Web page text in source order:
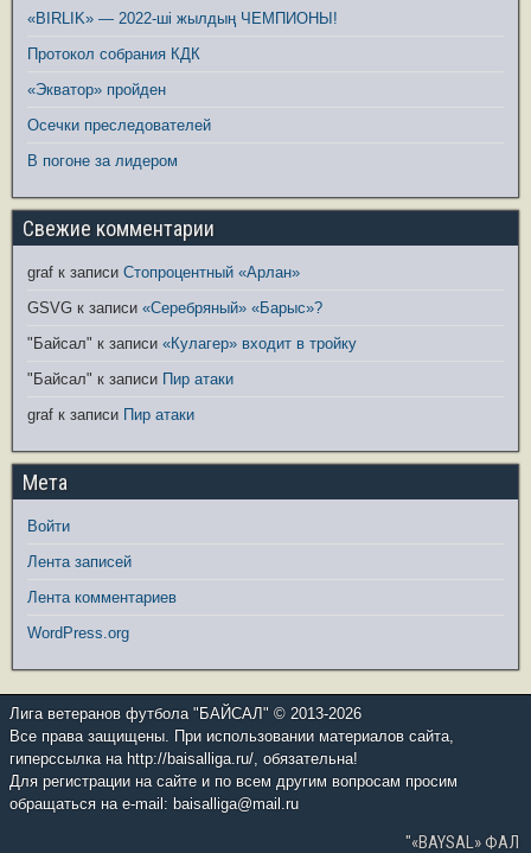
«BIRLIK» — 2022-ші жылдың ЧЕМПИОНЫ!
Протокол собрания КДК
«Экватор» пройден
Осечки преследователей
В погоне за лидером
Свежие комментарии
graf к записи Стопроцентный «Арлан»
GSVG к записи «Серебряный» «Барыс»?
"Байсал" к записи «Кулагер» входит в тройку
"Байсал" к записи Пир атаки
graf к записи Пир атаки
Мета
Войти
Лента записей
Лента комментариев
WordPress.org
Лига ветеранов футбола "БАЙСАЛ" © 2013-2026
Все права защищены. При использовании материалов сайта,
гиперссылка на http://baisalliga.ru/, обязательна!
Для регистрации на сайте и по всем другим вопросам просим
обращаться на e-mail: baisalliga@mail.ru
"«BAYSAL» ФАЛ